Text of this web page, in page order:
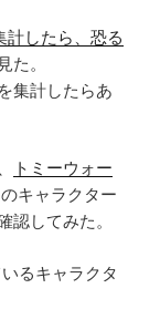
計したら、恐る
た。
集計したらあ
トミーウォー
のキャラクター
認してみた。
るキャラクタ